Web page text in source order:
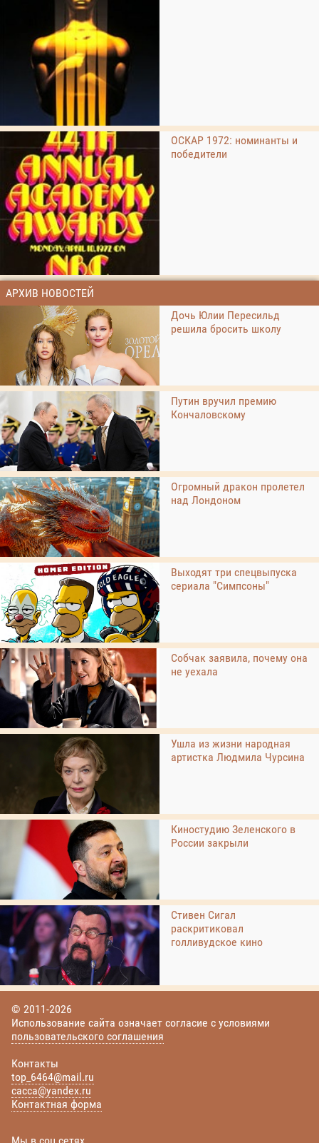
ОСКАР 1972: номинанты и
победители
АРХИВ НОВОСТЕЙ
Дочь Юлии Пересильд
решила бросить школу
Путин вручил премию
Кончаловскому
Огромный дракон пролетел
над Лондоном
Выходят три спецвыпуска
сериала "Симпсоны"
Собчак заявила, почему она
не уехала
Ушла из жизни народная
артистка Людмила Чурсина
Киностудию Зеленского в
России закрыли
Стивен Сигал
раскритиковал
голливудское кино
© 2011-2026
Использование сайта означает согласие с условиями
пользовательского соглашения
Контакты
top_6464@mail.ru
cacca@yandex.ru
Контактная форма